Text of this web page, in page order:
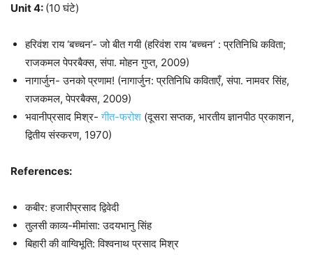
Unit 4: (10 घंटे)
हरिवंश राय ‘बच्चन’- जो बीत गयी (हरिवंश राय ‘बच्चन’ : प्रतिनिधि कविता;
राजकमल पेपरबैक्स, संपा. मोहन गुप्त, 2009)
नागार्जुन- उनको प्रणाम! (नागार्जुन: प्रतिनिधि कविताएँ, संपा. नामवर सिंह,
राजकमल, पेपरबैक्स, 2009)
भवानीप्रसाद मिश्र-गीत-फरोश (दूसरा सप्तक, भारतीय ज्ञानपीठ प्रकाशन,
द्वितीय संस्करण, 1970)
References:
कबीर: हजारीप्रसाद द्विवेदी
तुलसी काव्य-मीमांसा: उदयभानु सिंह
बिहारी की वाग्विभूति: विश्वनाथ प्रसाद मिश्र